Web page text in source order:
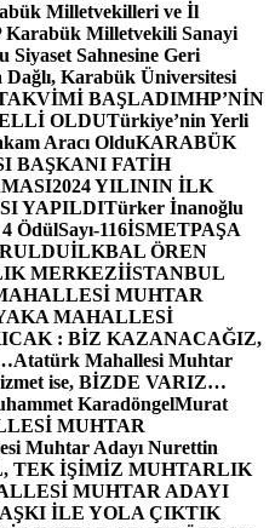
Milletvekilleri ve İl
Karabük Milletvekili Sanayi
Siyaset Sahnesine Geri
Karabük Üniversitesi
BAŞLADIMHP’NİN
OLDUTürkiye’nin Yerli
Aracı OlduKARABÜK
BAŞKANI FATİH
2024 YILININ İLK
YAPILDITürker İnanoğlu
ÖdülSayı-116İSMETPAŞA
İLKBAL ÖREN
MERKEZİİSTANBUL
MUHTAR
MAHALLESİ
: BİZ KAZANACAĞIZ,
Atatürk Mahallesi Muhtar
ise, BİZDE VARIZ…
KaradöngelMurat
MUHTAR
Muhtar Adayı Nurettin
TEK İŞİMİZ MUHTARLIK
MUHTAR ADAYI
İLE YOLA ÇIKTIK